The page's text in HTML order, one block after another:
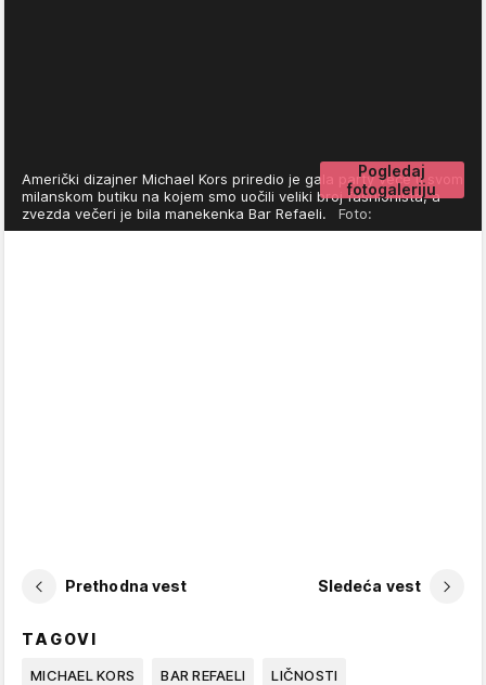
Pogledaj
fotogaleriju
Američki dizajner Michael Kors priredio je gala party veče u svom
milanskom butiku na kojem smo uočili veliki broj fashionista, a
zvezda večeri je bila manekenka Bar Refaeli. Foto:
Prethodna vest Sledeća vest
TAGOVI
MICHAEL KORS BAR REFAELI LIČNOSTI